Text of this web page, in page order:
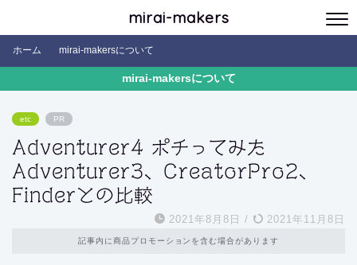
mirai-makers
ホーム mirai-makersについて
mirai-makersについて
etc PR
Adventurer4 ポチってみた
Adventurer3、CreatorPro2、
Finderとの比較
2021年8月8日 / 2021年11月8日
記事内に商品プロモーションを含む場合があります